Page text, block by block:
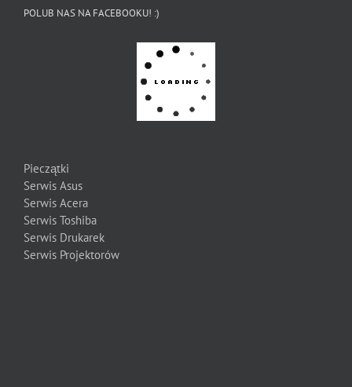
POLUB NAS NA FACEBOOKU! :)
Pieczątki
Serwis Asus
Serwis Acera
Serwis Toshiba
Serwis Drukarek
Serwis Projektorów